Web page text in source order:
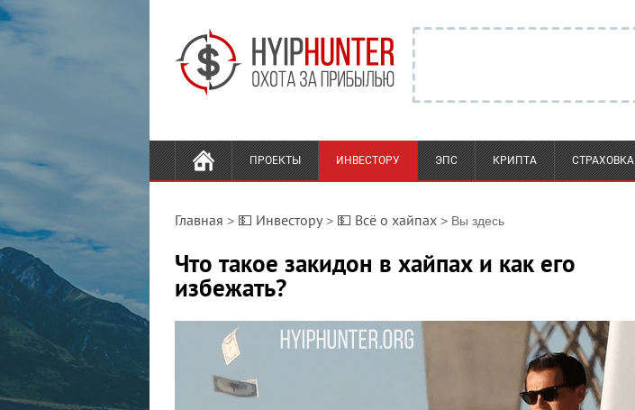
ПРОЕКТЫ ИНВЕСТОРУ ЭПС КРИПТА СТРАХОВКА
Главная > 💵 Инвестору> 💵 Всё о хайпах > Вы здесь
Что такое закидон в хайпах и как его
избежать?